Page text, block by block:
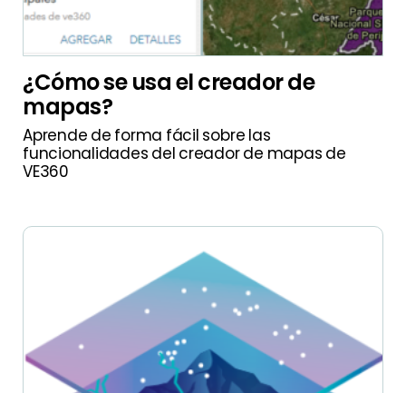
¿Cómo se usa el creador de
mapas?
Aprende de forma fácil sobre las
funcionalidades del creador de mapas de
VE360